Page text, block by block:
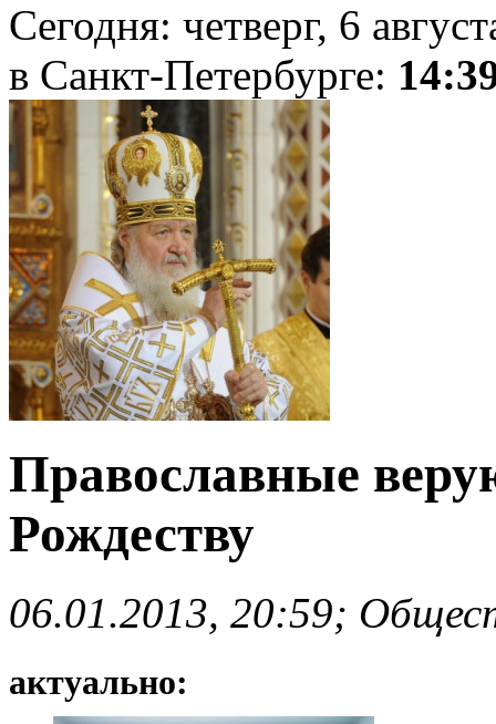
Сегодня: четверг, 6
в Санкт-Петербурге:
Православные
Рождеству
06.01.2013, 20:59;
актуально: